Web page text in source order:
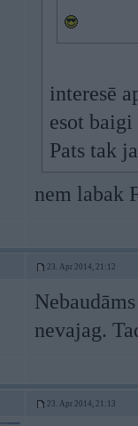
interesē
esot baigi
Pats tak
nem labak
23. Apr 2014, 21:12
nevajag.
23. Apr 2014, 21:13